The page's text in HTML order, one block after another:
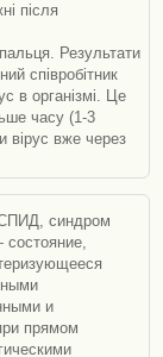
після
Результати
співробітник
в організмі. Це
часу (1-3
вірус вже через
синдром
и
прямом